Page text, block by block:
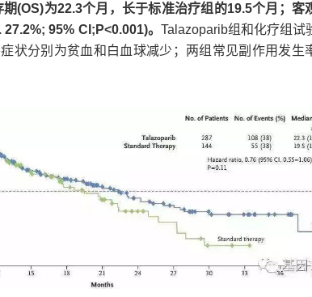
(OS)为22.3个月，长于标准治疗组的19.5个月；客
95% CI;P<0.001)。 Talazoparib组和化疗组试
状分别为贫血和白血球减少；两组常见副作用发生